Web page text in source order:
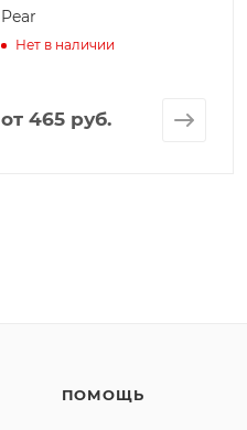
Pear
Нет в наличии
от465 руб.
ПОМОЩЬ